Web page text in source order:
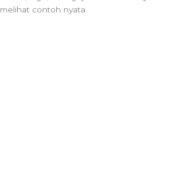
melihat contoh nyata